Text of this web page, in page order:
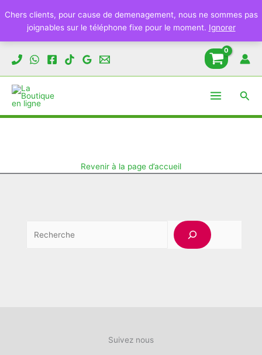
Chers clients, pour cause de demenagement, nous ne sommes pas
joignables sur le téléphone fixe pour le moment. Ignorer
Revenir à la page d’accueil
Rechercher
Suivez nous